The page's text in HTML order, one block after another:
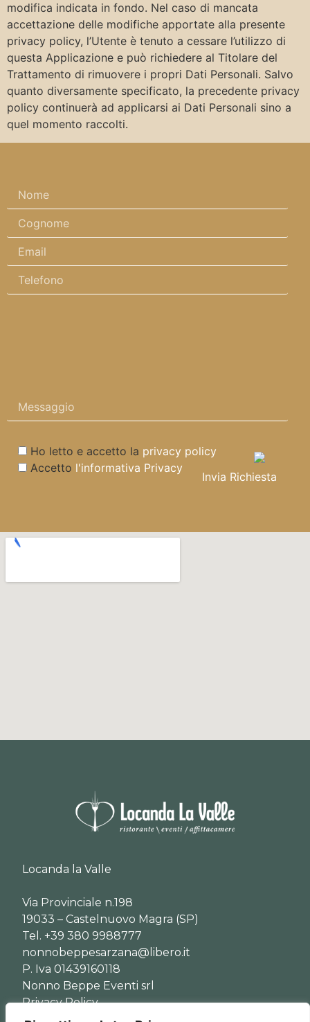
modifica indicata in fondo. Nel caso di mancata
accettazione delle modifiche apportate alla presente
privacy policy, l’Utente è tenuto a cessare l’utilizzo di
questa Applicazione e può richiedere al Titolare del
Trattamento di rimuovere i propri Dati Personali. Salvo
quanto diversamente specificato, la precedente privacy
policy continuerà ad applicarsi ai Dati Personali sino a
quel momento raccolti.
Ho letto e accetto la privacy policy
Accetto l'informativa Privacy
Locanda la Valle
Via Provinciale n.198
19033 – Castelnuovo Magra (SP)
Tel. +39 380 9988777
nonnobeppesarzana@libero.it
P. Iva 01439160118
Nonno Beppe Eventi srl
Privacy Policy